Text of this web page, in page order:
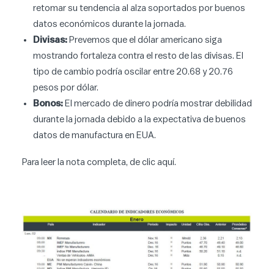
retomar su tendencia al alza soportados por buenos
datos económicos durante la jornada.
Divisas: Prevemos que el dólar americano siga
mostrando fortaleza contra el resto de las divisas. El
tipo de cambio podría oscilar entre 20.68 y 20.76
pesos por dólar.
Bonos: El mercado de dinero podría mostrar debilidad
durante la jornada debido a la expectativa de buenos
datos de manufactura en EUA.
Para leer la nota completa, de clic aquí.